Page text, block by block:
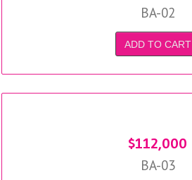
BA-02
ADD TO CART
$112,000
BA-03